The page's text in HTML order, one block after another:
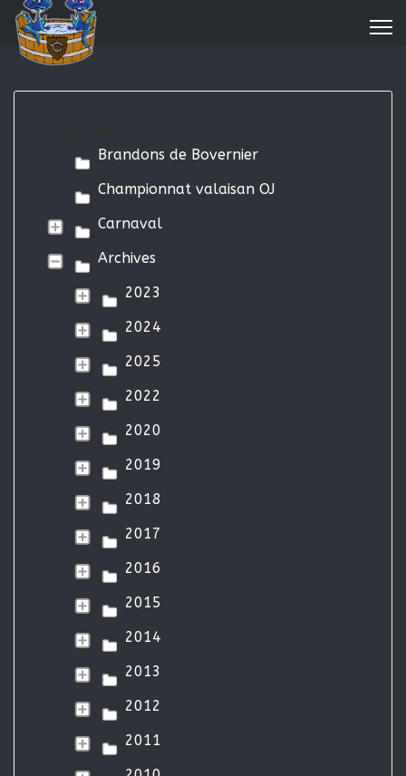
Brandons de Bovernier
Championnat valaisan OJ
Carnaval
Archives
2023
2024
2025
2022
2020
2019
2018
2017
2016
2015
2014
2013
2012
2011